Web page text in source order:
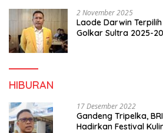
2 November 2025
Laode Darwin
Golkar Sultra 2025-
HIBURAN
17 Desember 2022
Gandeng Tripelka,
Hadirkan Festival